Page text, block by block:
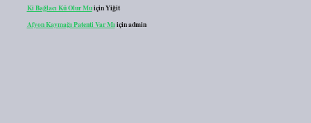
Ki Bağlacı Kü Olur MuiçinYiğit
Afyon Kaymağı Patenti Var Mı içinadmin